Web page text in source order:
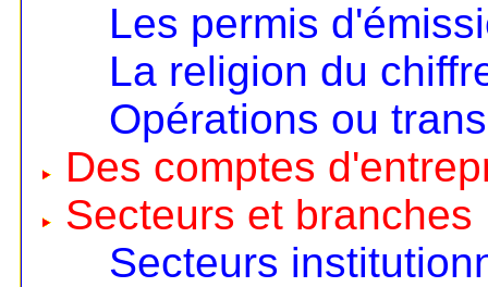
Les permis
La religion du
Opérations ou
Des comptes
Secteurs et branches
Secteurs